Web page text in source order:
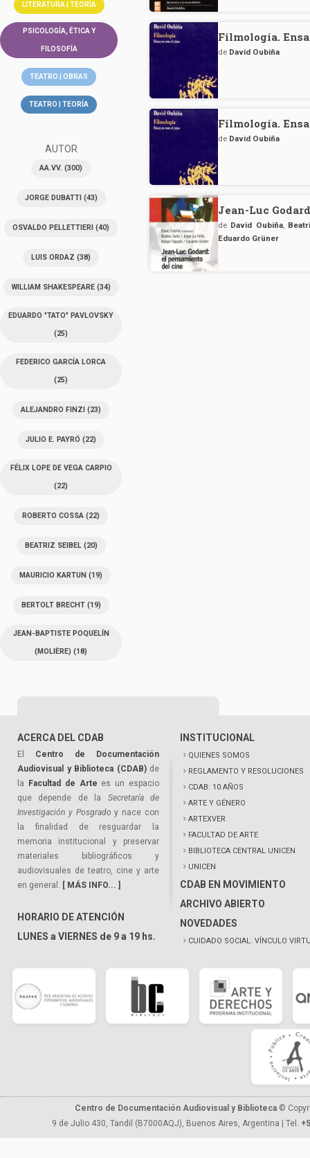
LITERATURA | TEORÍA
PSICOLOGÍA, ÉTICA Y
FILOSOFÍA
TEATRO | OBRAS
TEATRO | TEORÍA
AUTOR
AA.VV. (300)
JORGE DUBATTI(43)
OSVALDO PELLETTIERI (40)
LUIS ORDAZ (38)
WILLIAM SHAKESPEARE(34)
EDUARDO "TATO" PAVLOVSKY
(25)
FEDERICO GARCÍA LORCA
(25)
ALEJANDRO FINZI (23)
JULIO E. PAYRÓ (22)
FÉLIX LOPE DE VEGA CARPIO
(22)
ROBERTO COSSA (22)
BEATRIZ SEIBEL(20)
MAURICIO KARTUN (19)
BERTOLT BRECHT(19)
JEAN-BAPTISTE POQUELÍN
(MOLIÈRE) (18)
Filmología.
de David Oubiña
Filmología.
de David Oubiña
Jean-Luc
de David Oubiña,
Eduardo Grüner
ACERCA DEL CDAB
El Centro de Documentación
Audiovisual y Biblioteca (CDAB)de
la
Facultad de Arte es un espacio
que depende de la Secretaría de
Investigación y Posgrado y nace con
la finalidad de resguardar la
memoria institucional y preservar
materiales bibliográficos y
audiovisuales de teatro, cine y arte
en general. [ MÁS INFO... ]
HORARIO DE ATENCIÓN
LUNES a VIERNES de 9 a 19 hs.
INSTITUCIONAL
QUIENES SOMOS
REGLAMENTO Y RESOLUCIONES
CDAB: 10 AÑOS
ARTE Y GÉNERO
ARTEXVER
FACULTAD DE ARTE
BIBLIOTECA CENTRAL UNICEN
UNICEN
CDAB EN MOVIMIENTO
ARCHIVO ABIERTO
NOVEDADES
CUIDADO SOCIAL. VÍNCULO
Centro de Documentación Audiovisual y Biblioteca ©
9 de Julio 430, Tandil (B7000AQJ), Buenos Aires, Argentina | Tel.